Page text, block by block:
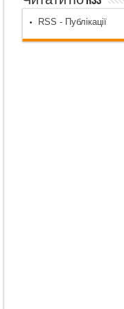
RSS - Публікації